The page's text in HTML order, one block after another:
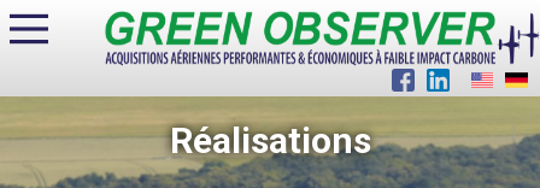
Réalisations